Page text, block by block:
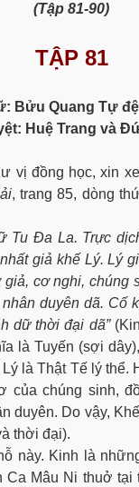
(Tập 81-90)
TẬP 81
Bửu Quang Tự
Huệ Trang và
vị đồng học, xin
, trang 85, dòng
Tu Đa La. Trực
giả khế Lý. Lý
cơ nghi, chúng
duyên dã. Cố
dữ thời đại dã”
là Tuyến (sợi
Lý là Thật Tế lý thể.
của chúng sinh,
duyên. Do vậy,
thời đại).
này. Kinh là
Ca Mâu Ni thuở tại